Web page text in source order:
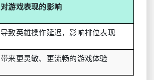
对游戏表现的影响
导致英雄操作延迟，影响排位表现
带来更灵敏、更流畅的游戏体验